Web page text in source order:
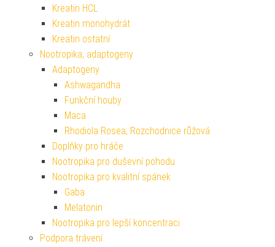
Kreatin HCL
Kreatin monohydrát
Kreatin ostatní
Nootropika, adaptogeny
Adaptogeny
Ashwagandha
Funkční houby
Maca
Rhodiola Rosea, Rozchodnice růžová
Doplňky pro hráče
Nootropika pro duševní pohodu
Nootropika pro kvalitní spánek
Gaba
Melatonin
Nootropika pro lepší koncentraci
Podpora trávení